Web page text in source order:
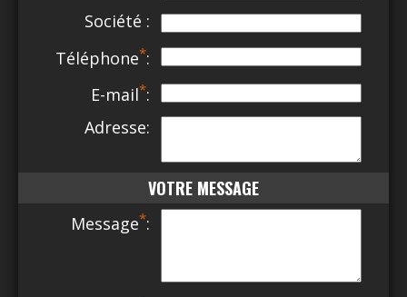
Société :
Téléphone*:
E-mail*:
Adresse:
VOTRE MESSAGE
Message*: